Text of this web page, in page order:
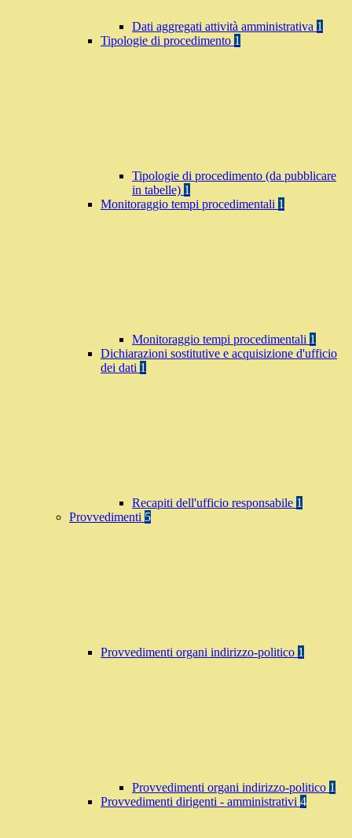
Dati aggregati attività amministrativa 1
Tipologie di procedimento 1
Tipologie di procedimento (da pubblicare
in tabelle) 1
Monitoraggio tempi procedimentali 1
Monitoraggio tempi procedimentali 1
Dichiarazioni sostitutive e acquisizione d'ufficio
dei dati 1
Recapiti dell'ufficio responsabile 1
Provvedimenti 5
Provvedimenti organi indirizzo-politico 1
Provvedimenti organi indirizzo-politico 1
Provvedimenti dirigenti - amministrativi 4